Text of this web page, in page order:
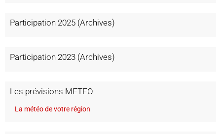
Participation 2025 (Archives)
Participation 2023 (Archives)
Les prévisions METEO
La météo de votre région